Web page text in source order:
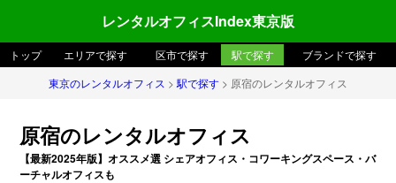
レンタルオフィスIndex東京版
トップ エリアで探す 区市で探す 駅で探す
ブランドで探す
東京のレンタルオフィス > 駅で探す > 原宿のレンタルオフィス
原宿のレンタルオフィス
【最新2025年版】オススメ選 シェアオフィス・コワーキングスペース・バ
ーチャルオフィスも